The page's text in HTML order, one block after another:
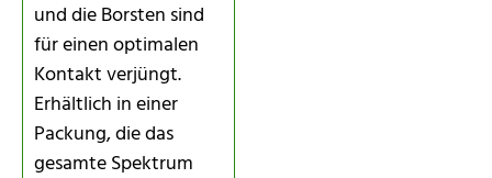
und die Borsten sind
für einen optimalen
Kontakt verjüngt.
Erhältlich in einer
Packung, die das
gesamte Spektrum